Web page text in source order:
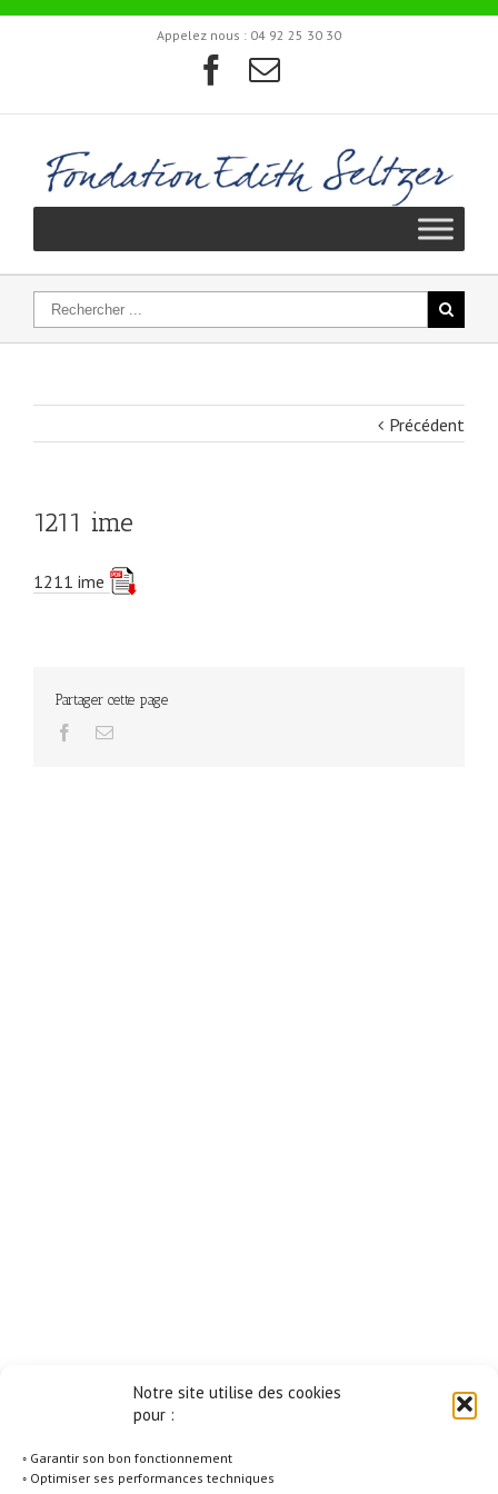
Notre site utilise des cookies
pour :
◦ Garantir son bon fonctionnement
◦ Optimiser ses performances techniques
Appelez nous : 04 92 25 30 30
Précédent
1211 ime
1211 ime
Partager cette page